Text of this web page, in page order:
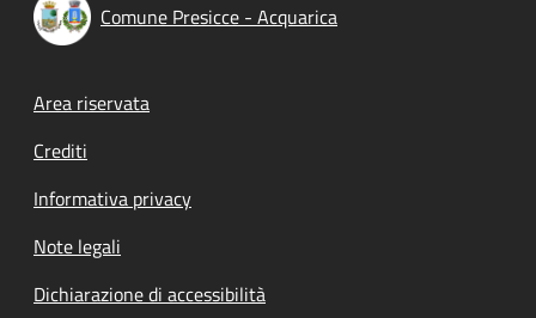
Comune Presicce - Acquarica
Footer menu
Area riservata
Crediti
Informativa privacy
Note legali
Dichiarazione di accessibilità